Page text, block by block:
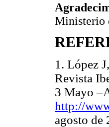
Ministerio
1. López
Revista
3 Mayo
http://
agosto